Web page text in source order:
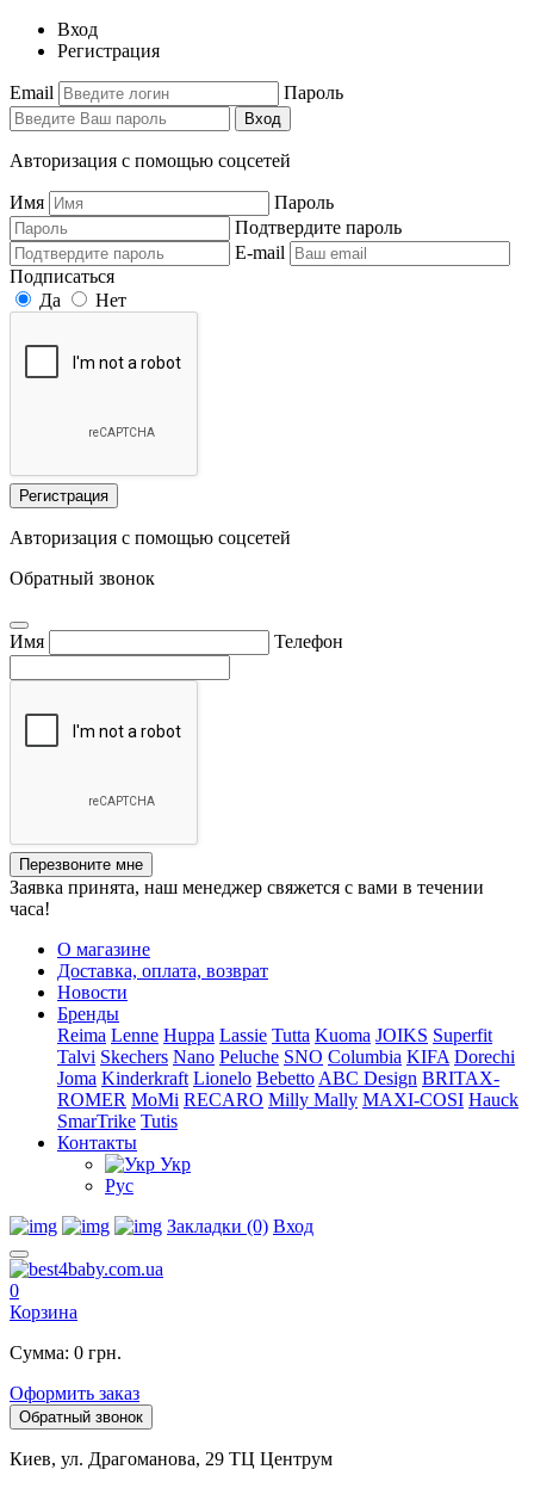
Вход
Регистрация
Email Пароль
Вход
Авторизация с помощью соцсетей
Имя
Пароль
Подтвердите пароль
E-mail
Подписаться
Да
Нет
Регистрация
Авторизация с помощью соцсетей
Обратный звонок
Имя Телефон
Перезвоните мне
Заявка принята, наш менеджер свяжется с вами в течении
часа!
О магазине
Доставка, оплата, возврат
Новости
Бренды
Reima Lenne Huppa Lassie Tutta Kuoma JOIKS Superfit
Talvi Skechers Nano Peluche SNO Columbia KIFA Dorechi
Joma Kinderkraft Lionelo Bebetto ABC Design BRITAX-
ROMER MoMi RECARO Milly Mally MAXI-COSI Hauck
SmarTrike Tutis
Контакты
Укр
Рус
Закладки (0) Вход
0
Корзина
Сумма: 0 грн.
Оформить заказ
Обратный звонок
Киев, ул. Драгоманова, 29 ТЦ Центрум